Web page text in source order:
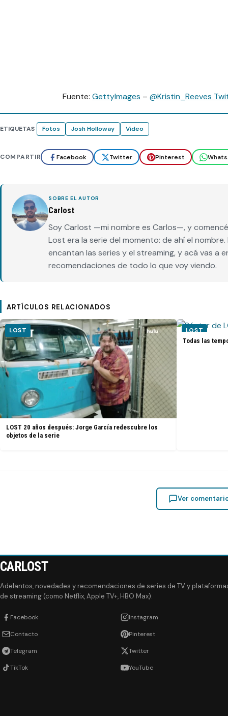
Fuente: GettyImages – @Kristin_Reeves
ETIQUETAS Fotos Josh Holloway Video
COMPARTIR Facebook Twitter Pinterest
SOBRE EL AUTOR
Carlost
Soy Carlost —mi nombre es Carlos—, y
Lost era la serie del momento: de ahí el
encantan las series y el streaming, y acá vas a
recomendaciones de todo lo que voy viendo.
ARTÍCULOS RELACIONADOS
LOST
LOST 20 años después: Jorge García redescubre los
objetos de la serie
LOST
Todas las
Ver
CARLOST
Adelantos, novedades y recomendaciones de series de TV y
de streaming (como Netflix, Apple TV+, HBO Max).
Facebook Instagram
Contacto Pinterest
Telegram Twitter
TikTok YouTube